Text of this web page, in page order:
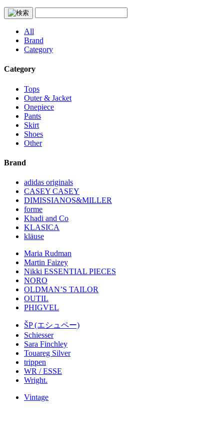
All
Brand
Category
Category
Tops
Outer & Jacket
Onepiece
Pants
Skirt
Shoes
Other
Brand
adidas originals
CASEY CASEY
DIMISSIANOS&MILLER
forme
Khadi and Co
KLASICA
kläuse
Maria Rudman
Martin Faizey
Nikki ESSENTIAL PIECES
NORO
OLDMAN’S TAILOR
OUTIL
PHIGVEL
ŠP (エシュペー)
Schiesser
Sara Finchley
Touareg Silver
trippen
WR / ESSE
Wright.
Vintage